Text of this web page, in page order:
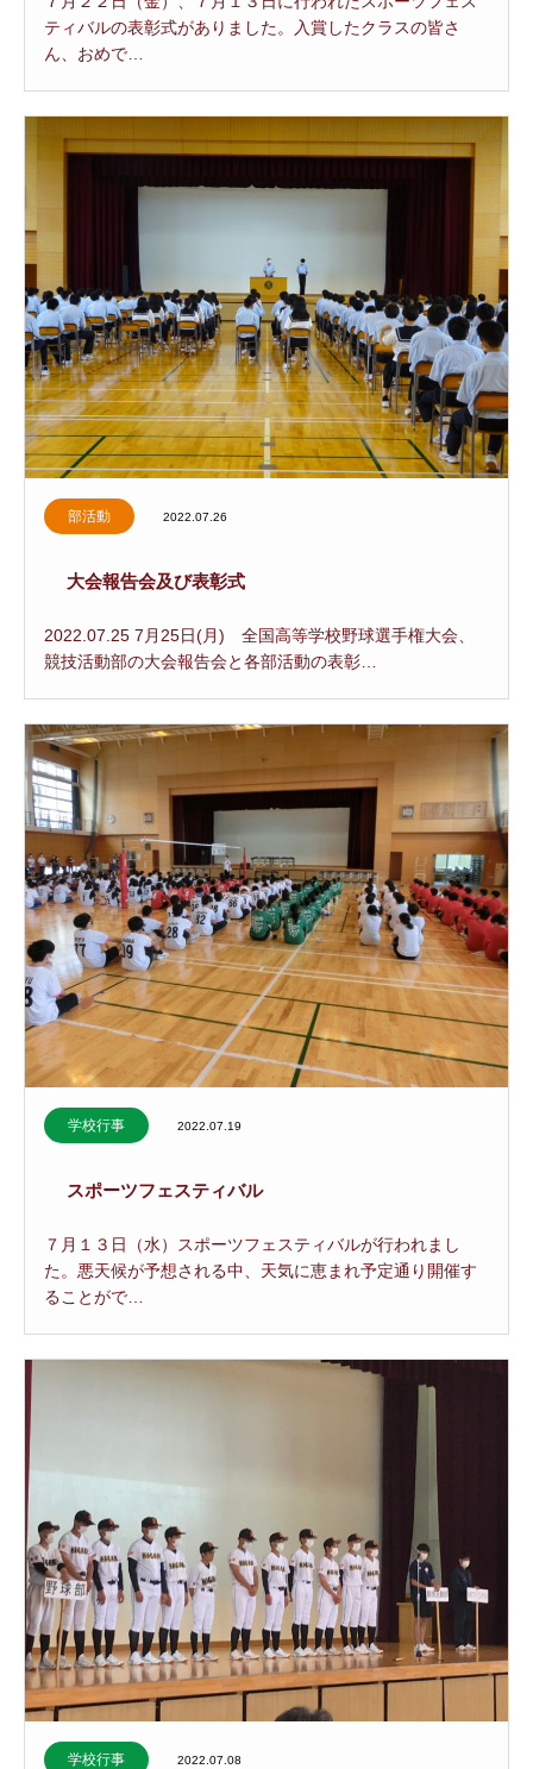
ティバルの表彰式がありました。入賞したクラスの皆さ
ん、おめで…
部活動 2022.07.26
大会報告会及び表彰式
2022.07.25 7月25日(月) 全国高等学校野球選手権大会、
競技活動部の大会報告会と各部活動の表彰…
学校行事 2022.07.19
スポーツフェスティバル
７月１３日（水）スポーツフェスティバルが行われまし
た。悪天候が予想される中、天気に恵まれ予定通り開催す
ることがで…
学校行事 2022.07.08